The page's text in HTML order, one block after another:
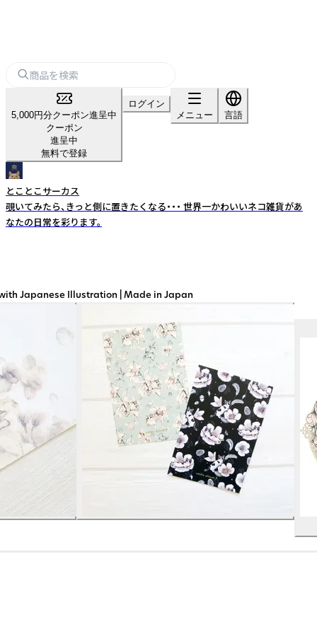
5,000円分クーポン進呈中
クーポン
進呈中
無料で登録
ログイン
メニュー
言語
とことこサーカス
覗いてみたら、きっと側に置きたくなる・・・ 世界一かわいいネコ雑貨があ
なたの日常を彩ります。
with Japanese Illustration | Made in Japan